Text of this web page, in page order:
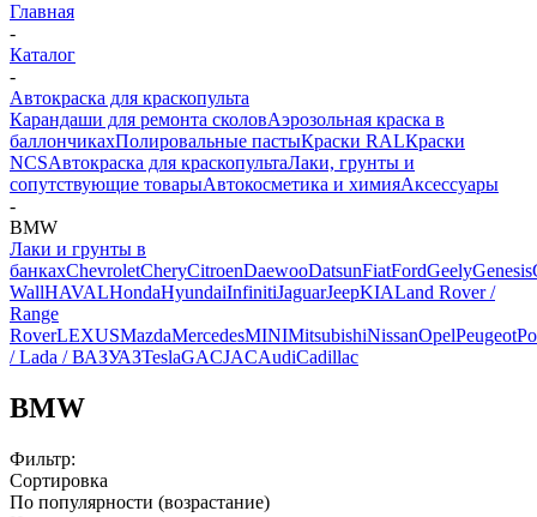
Главная
-
Каталог
-
Автокраска для краскопульта
Карандаши для ремонта сколовАэрозольная краска в
баллончикахПолировальные пастыКраски RALКраски
NCSАвтокраска для краскопультаЛаки, грунты и
сопутствующие товарыАвтокосметика и химияАксессуары
-
BMW
Лаки и грунты в
банкахChevroletCheryCitroenDaewooDatsunFiatFordGeelyGenesis
WallHAVALHondaHyundaiInfinitiJaguarJeepKIALand Rover /
Range
RoverLEXUSMazdaMercedesMINIMitsubishiNissanOpelPeugeot
/ Lada / ВАЗУАЗTeslaGACJACAudiCadillac
BMW
Фильтр:
Сортировка
По популярности (возрастание)